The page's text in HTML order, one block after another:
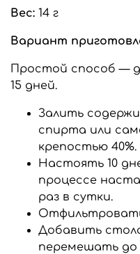
Вес: 14 г
Вариант
Простой способ —
15 дней.
Залить
спирта или
крепостью 40%.
Настоять 10
процессе
раз в сутки.
Добавить
перемешать до